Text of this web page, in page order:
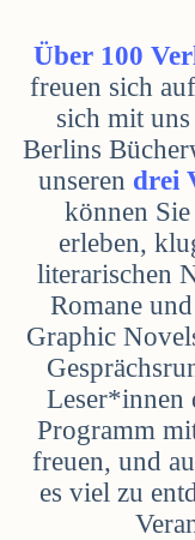
Über 100
freuen sich
sich mit
Berlins
unseren drei
können
erleben,
literarischen
Romane
Graphic
Leser*innen
Programm
freuen, und
es viel zu